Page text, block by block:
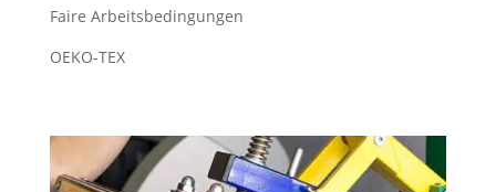
Faire Arbeitsbedingungen
OEKO-TEX